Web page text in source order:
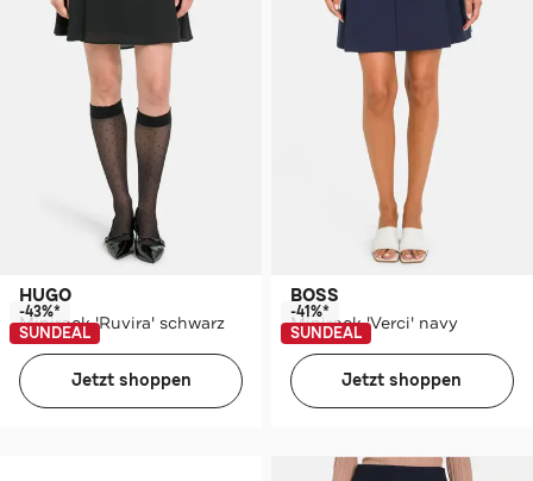
HUGO
Minirock 'Ruvira' schwarz
-43%*
SUNDEAL
Jetzt shoppen
BOSS
Minirock 'Verci' navy
-41%*
SUNDEAL
Jetzt shoppen